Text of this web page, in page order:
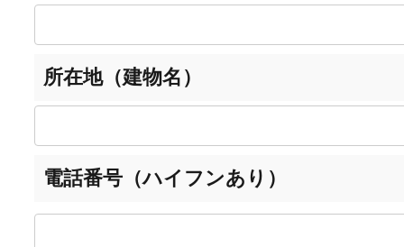
所在地（建物名）
電話番号（ハイフンあり）